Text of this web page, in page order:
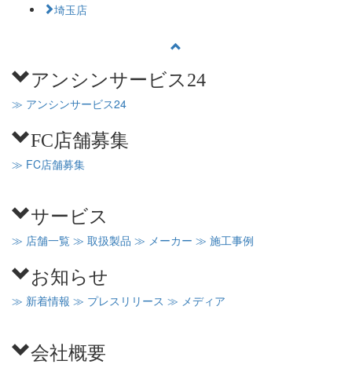
埼玉店
アンシンサービス24
≫ アンシンサービス24
FC店舗募集
≫ FC店舗募集
サービス
≫ 店舗一覧 ≫ 取扱製品 ≫ メーカー ≫ 施工事例
お知らせ
≫ 新着情報 ≫ プレスリリース ≫ メディア
会社概要